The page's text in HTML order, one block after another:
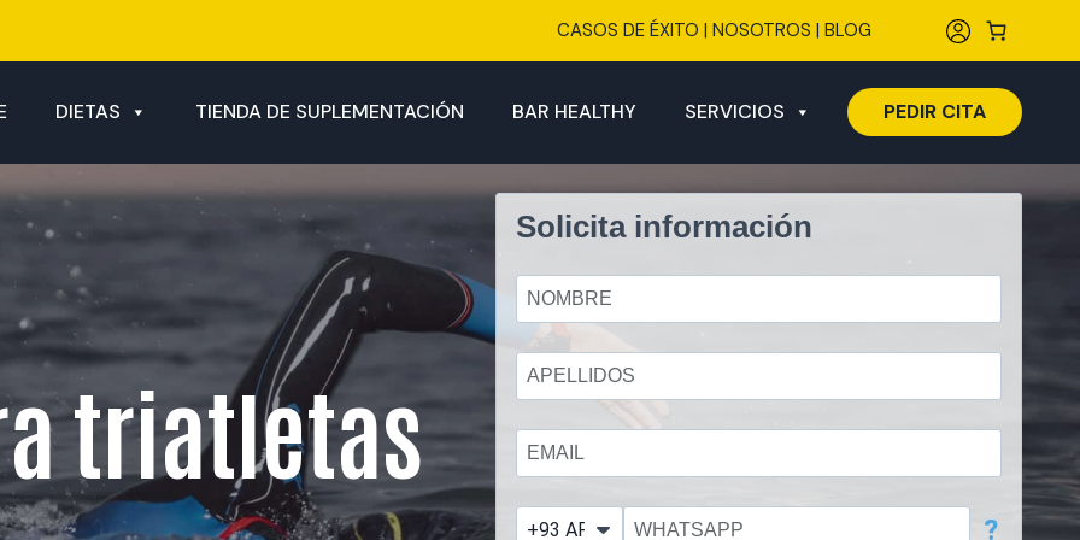
CASOS DE ÉXITO |NOSOTROS |BLOG
DIETAS TIENDA DE SUPLEMENTACIÓN BAR HEALTHY SERVICIOS PEDIR CITA
triatletas
Solicita información
?